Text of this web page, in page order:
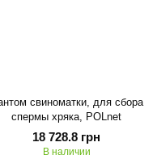
свиноматки, для сбора
спермы хряка, POLnet
18 728.8 грн
В наличии